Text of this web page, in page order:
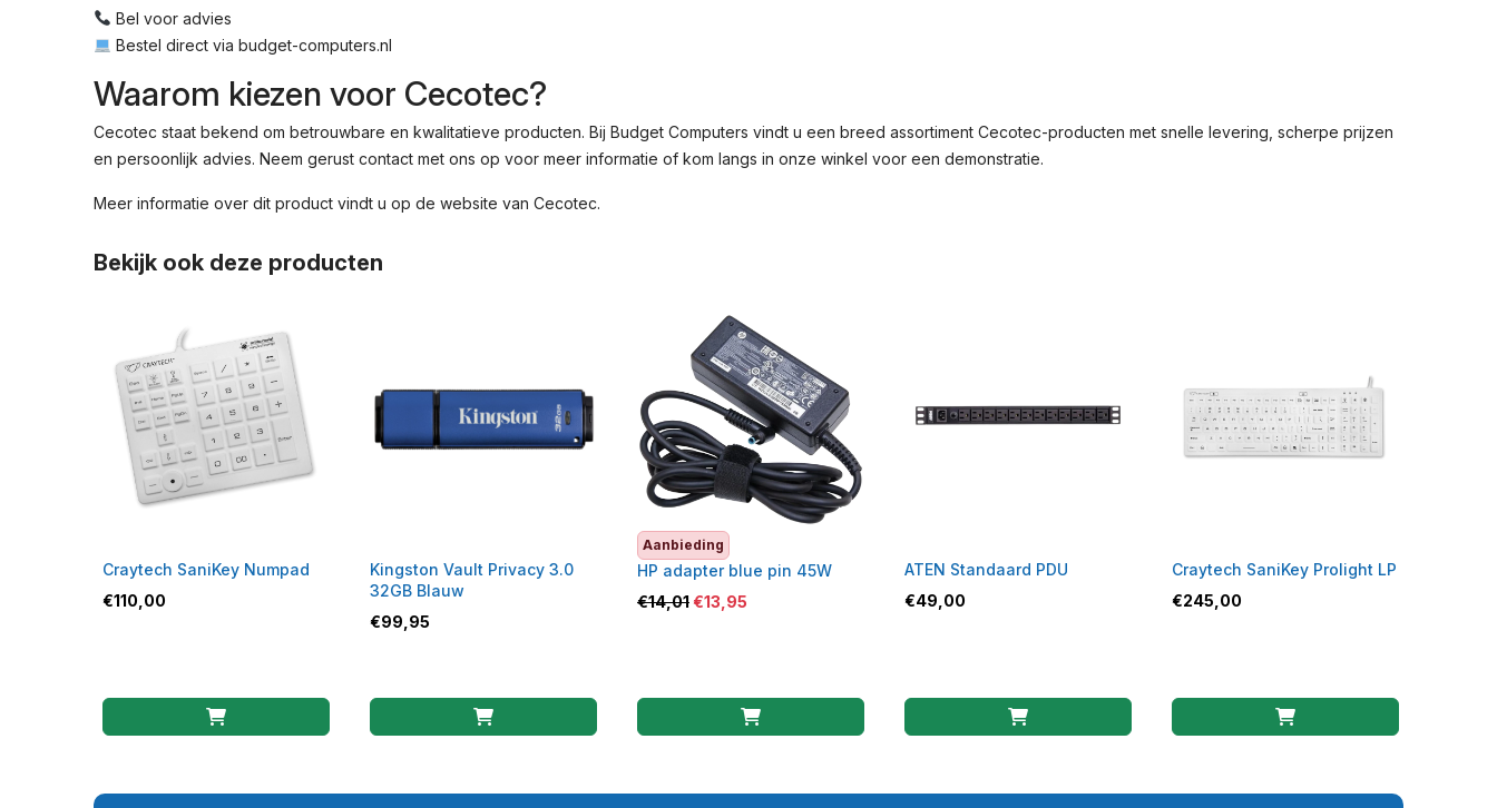
Bel voor advies
Bestel direct via budget-computers.nl
Waarom kiezen voor Cecotec?
Cecotec staat bekend om betrouwbare en kwalitatieve producten. Bij Budget Computers vindt u een breed assortiment Cecotec-producten met snelle levering, scherpe prijzen
en persoonlijk advies. Neem gerust contact met ons op voor meer informatie of kom langs in onze winkel voor een demonstratie.
Meer informatie over dit product vindt u op de website van Cecotec.
Bekijk ook deze producten
Craytech SaniKey Numpad
€110,00
Kingston Vault Privacy 3.0
32GB Blauw
€99,95
Aanbieding
HP adapter blue pin 45W
€14,01€13,95
ATEN Standaard PDU
€49,00
Craytech SaniKey Prolight LP
€245,00